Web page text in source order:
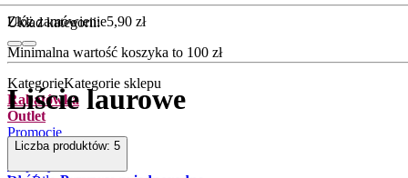
Złóż zamówienie5,90 zł
Minimalna wartość koszyka to 100 zł
KategorieKategorie sklepu
Rabatówka
Outlet
Promocje
Nowości
Układ kategorii:
Liście laurowe
Liczba produktów: 5